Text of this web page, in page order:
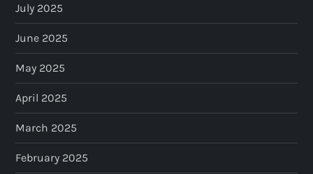
July 2025
June 2025
May 2025
April 2025
March 2025
February 2025